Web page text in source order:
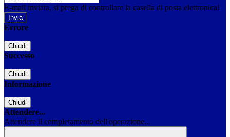
E-mail inviata, si prega di controllare la casella di posta elettronica!
Errore
Chiudi
Successo
Chiudi
Informazione
Chiudi
Attendere...
Attendere il completamento dell'operazione...